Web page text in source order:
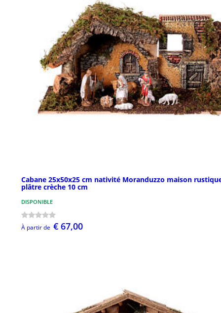
Cabane 25x50x25 cm nativité Moranduzzo maison
plâtre crèche 10 cm
DISPONIBLE
À partir de € 67,00